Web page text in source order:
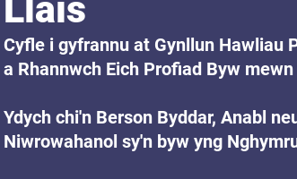
Llais
Cyfle i gyfrannu at Gynllun Hawliau
a Rhannwch Eich Profiad Byw
Ydych chi'n Berson Byddar, Anabl
Niwrowahanol sy'n byw yng